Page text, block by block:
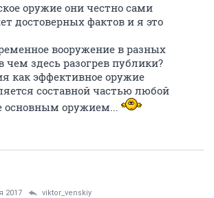
оружие они честно сами
достоверных фактов и я это
вооружение в разных
чем здесь разогрев публики?
как эффективное оружие
составной частью любой
основным оружием...
2017 viktor_venskiy